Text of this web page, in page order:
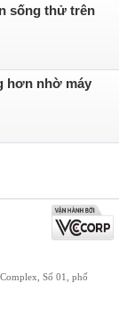
sống thử trên
hơn nhờ máy
Số 01, phố